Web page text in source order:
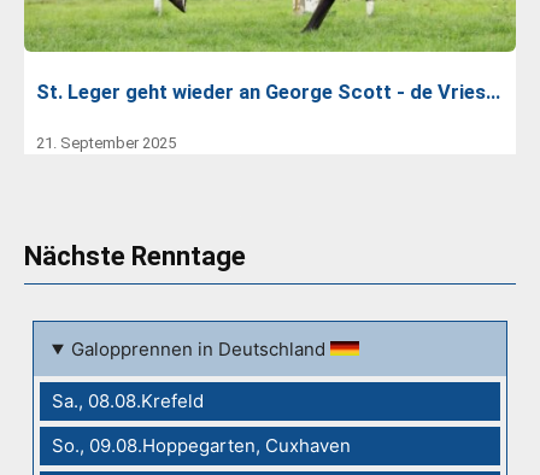
St. Leger geht wieder an George Scott - de Vries…
21. September 2025
Nächste Renntage
Galopprennen in Deutschland
Sa., 08.08.Krefeld
So., 09.08.Hoppegarten, Cuxhaven